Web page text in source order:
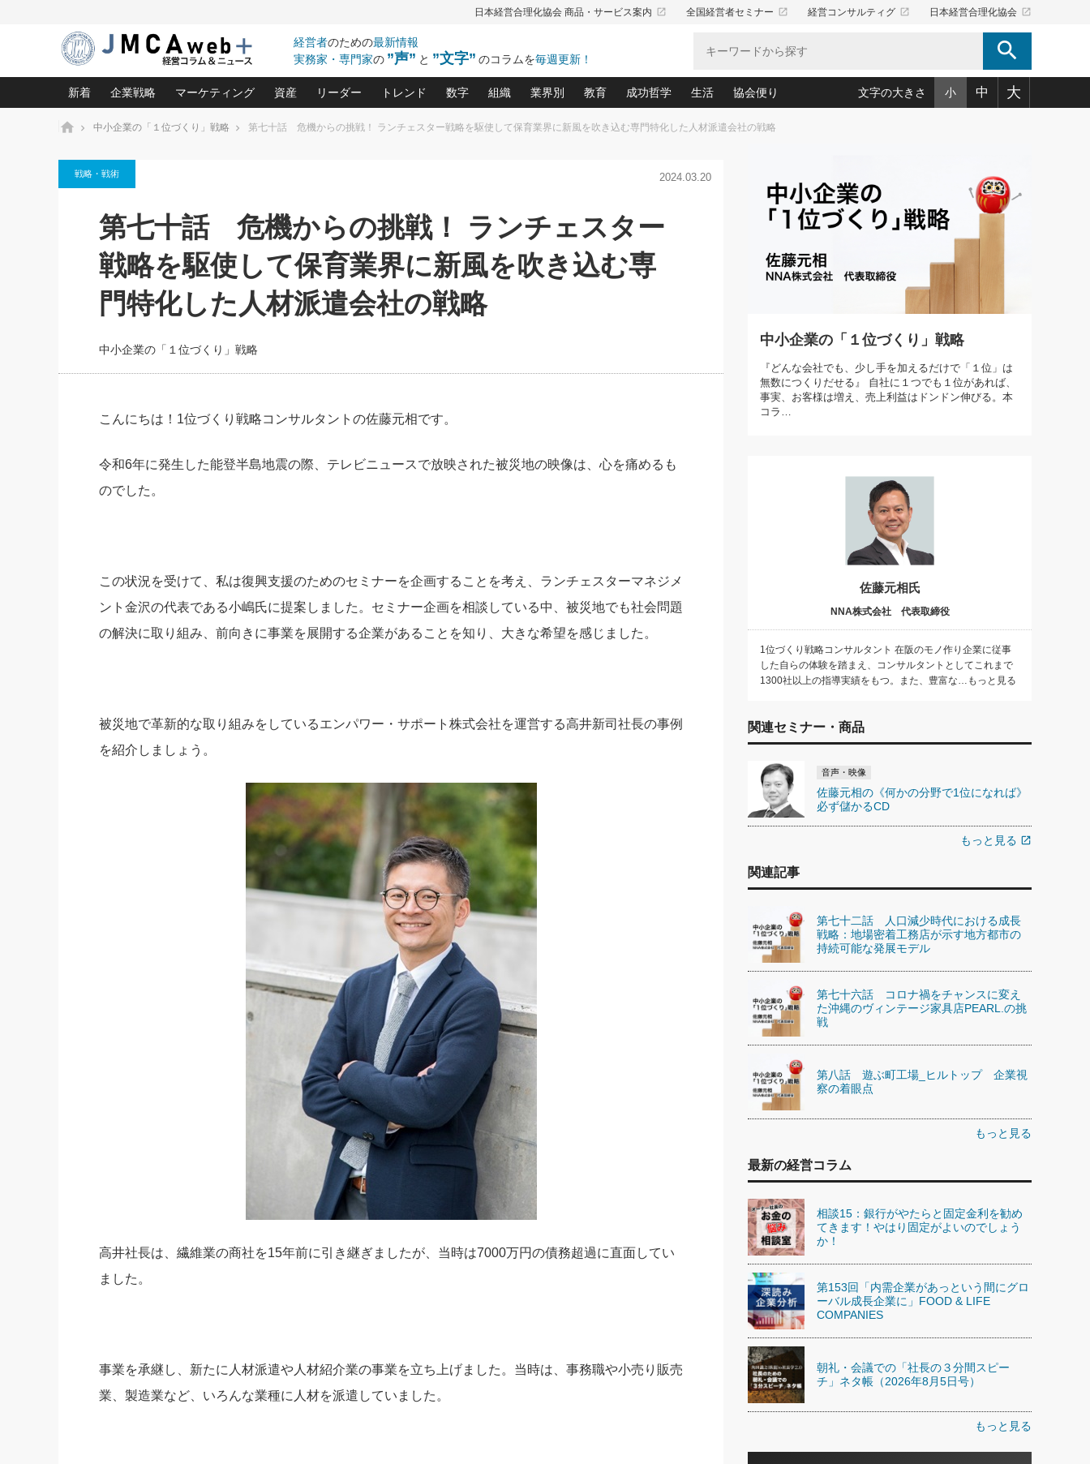
日本経営合理化協会 商品・サービス案内 launch 全国経営者セミナー launch 経営コンサルティグ launch 日本経営合理化協会 launch
経営者のための最新情報
実務家・専門家の ”声” と ”文字” のコラムを毎週更新！ search
新着
相談15：銀行がやたらと固定金
利を勧めてきます！やはり固定
がよいのでしょうか！
2026.08.7
第153回「内需企業があっとい
う間にグローバル成長企業に」
FOOD & LIFE COMPANIES
2026.08.5
朝礼・会議での「社長の３分間
2026.08.5
第109話 伝統的産品を21世紀
に生かし切る！
もっとみる
企業戦略
中小企業の「１位づくり」戦略(96)
利益を最大化する「業務改善」横田尚哉氏(5)
強い会社を築く ビジネス・クリニック(240)
日本レーザー「人を大切にしながら利益を上げる経営」の極意
(3)
武器としてのM&A入門(3)
社長のための“儲かる通販”戦略視点(151)
マーケティング
ロングセラーの玉手箱(9)
大復活＆快進撃！ユニバーサルスタジオジャパンの成功要因と
は(5)
最高の自分を表現する 成功イメージ戦略(77)
酒井光雄 成功事例に学ぶ繁栄企業のブランド戦略(39)
資産
中国経済の最新動向(204)
事業承継の前に、決めておきたい、知っておきたい、やってお
きたいコト(12)
会社と社長のための資産管理講座(95)
深読み企業分析(153)
リーダー
ピョートル・F・グジバチの『経営戦略の新常識』(12)
指導者たる者かくあるべし(635)
朝礼・会議での「社長の３分間スピーチ」ネタ帳(159)
楠木建の「経営知になる考え方」(57)
酒井英之の社長のビジョン実現道場(10)
トレンド
北村森の「今月のヒット商品」(109)
次の売れ筋をつかむ術(102)
社長のメシの種 4.0(206)
数字
会社を守り抜くための緊急対策(100)
強い決算書の会社はココが違う！(36)
損益分岐点を下げる、Ｐ／Ｌ不況時代の新戦略(12)
新・会計経営と実学(37)
決算書の“見える化”術(12)
組織
職場の生産性を下げるハラスメントの予防策(10)
賃金決定の定石(68)
顧客・社員・社会から支持される「ウェルビーイング経営入
門」(23)
業界別
大久保一彦の“流行る”お店の仕組みづくり(210)
柿内幸夫─社長のための現場改善(174)
教育
あなただからお願いしたいと思われる 気配りの達人(127)
クレーム対応 実践マニュアル(92)
クレーム対応の新知識と新常識(57)
デキル社員に育てる！ 社員教育の決め手(203)
社長のための“全員営業”(30)
成功哲学
令和時代の「社長の人間力の磨き方」(86)
先人の名句名言の教え 東洋思想に学ぶ経営学(132)
経営に活かす“十八史略”(30)
生活
(50)
デジタルＡＶを味方に！新・仕事術(180)
リーダー脳の鍛え方(32)
ワインを楽しむ基礎レッスン(12)
必読！社長が読むべき今月の4冊(88)
社長の「氣」(30)
米国スポーツ・ビジネスに学ぶ心理学(98)
高橋一喜の『これぞ！"本物の温泉"』(157)
協会便り
ビジネス見聞録 経営ニュース(100)
作間信司の経営無形庵(けいえいむぎょうあん)(166)
繁栄への着眼点 牟田太陽(76)
講話を聞いて学ぼう 実学・耳学・磨く「ミミガク」のすすめ
文字の大きさ 小 中 大
ホーム 中小企業の「１位づくり」戦略 第七十話 危機からの挑戦！ ランチェスター戦略を駆使して保育業界に新風を吹き込む専門特化した人材派遣会社の戦略
戦略・戦術 2024.03.20
第七十話 危機からの挑戦！ ランチェスター
戦略を駆使して保育業界に新風を吹き込む専
門特化した人材派遣会社の戦略
中小企業の「１位づくり」戦略
こんにちは！1位づくり戦略コンサルタントの佐藤元相です。
令和6年に発生した能登半島地震の際、テレビニュースで放映された被災地の映像は、心を痛めるも
のでした。
この状況を受けて、私は復興支援のためのセミナーを企画することを考え、ランチェスターマネジメ
ント金沢の代表である小嶋氏に提案しました。セミナー企画を相談している中、被災地でも社会問題
の解決に取り組み、前向きに事業を展開する企業があることを知り、大きな希望を感じました。
被災地で革新的な取り組みをしているエンパワー・サポート株式会社を運営する高井新司社長の事例
を紹介しましょう。
高井社長は、繊維業の商社を15年前に引き継ぎましたが、当時は7000万円の債務超過に直面してい
ました。
事業を承継し、新たに人材派遣や人材紹介業の事業を立ち上げました。当時は、事務職や小売り販売
業、製造業など、いろんな業種に人材を派遣していました。
中小企業の「１位づくり」戦略
『どんな会社でも、少し手を加えるだけで「１位」は
無数につくりだせる』 自社に１つでも１位があれば、
事実、お客様は増え、売上利益はドンドン伸びる。本
コラ…
佐藤元相氏
NNA株式会社 代表取締役
1位づくり戦略コンサルタント 在阪のモノ作り企業に従事
した自らの体験を踏まえ、コンサルタントとしてこれまで
1300社以上の指導実績をもつ。また、豊富な…もっと見る
関連セミナー・商品
音声・映像
佐藤元相の《何かの分野で1位になれば》
必ず儲かるCD
もっと見る open_in_new
関連記事
第七十二話 人口減少時代における成長
戦略：地場密着工務店が示す地方都市の
持続可能な発展モデル
第七十六話 コロナ禍をチャンスに変え
た沖縄のヴィンテージ家具店PEARL.の挑
戦
第八話 遊ぶ町工場_ヒルトップ 企業視
察の着眼点
もっと見る
最新の経営コラム
相談15：銀行がやたらと固定金利を勧め
てきます！やはり固定がよいのでしょう
か！
第153回「内需企業があっという間にグロ
ーバル成長企業に」FOOD & LIFE
COMPANIES
朝礼・会議での「社長の３分間スピー
チ」ネタ帳（2026年8月5日号）
もっと見る